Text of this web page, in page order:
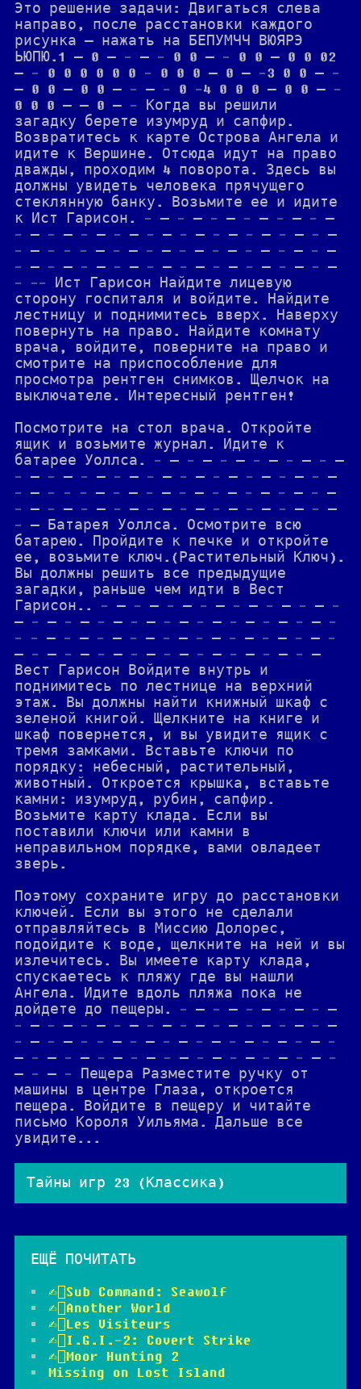
Это решение задачи: Двигаться слева
направо, после расстановки каждого
рисунка — нажать на БЕПУМЧЧ ВЮЯРЭ
ЬЮПЮ.1 — 0 — - — - 0 0 — - 0 0 — 0 0 02
— - 0 0 0 0 0 0 - 0 0 0 — 0 — -3 0 0 — -
— 0 0 — 0 0 — - — - 0 -4 0 0 0 — 0 0 — -
0 0 0 — — 0 — - Когда вы решили
загадку берете изумруд и сапфир.
Возвратитесь к карте Острова Ангела и
идите к Вершине. Отсюда идут на право
дважды, проходим 4 поворота. Здесь вы
должны увидеть человека прячущего
стеклянную банку. Возьмите ее и идите
к Ист Гарисон. - — - — - — - — - — - —
- — - — - — - — - — - — - — - — - — - —
- — - - - — - — - — - — - — - — - — - —
- — - — - — - — - — - — - — - — - — - —
- -- Ист Гарисон Найдите лицевую
сторону госпиталя и войдите. Найдите
лестницу и поднимитесь вверх. Наверху
повернуть на право. Найдите комнату
врача, войдите, поверните на право и
смотрите на приспособление для
просмотра рентген снимков. Щелчок на
выключателе. Интересный рентген!
Посмотрите на стол врача. Откройте
ящик и возьмите журнал. Идите к
батарее Уоллса. - — - — - — - — - — - —
- — - — - — - — - — - — - — - — - — - —
- — - - - — - — - — - — - — - — - — - —
- — - — - — - — - — - — - — - — - — - —
- – Батарея Уоллса. Осмотрите всю
батарею. Пройдите к печке и откройте
ее, возьмите ключ.(Растительный Ключ).
Вы должны решить все предыдущие
загадки, раньше чем идти в Вест
Гарисон.. - — - — - — - — - — - — - — -
— - — - — - — - — - — - — - — - — - — -
- - — - — - — - — - — - — - — - — - — -
— - — - — - — - — - — - — - — - — - –
Вест Гарисон Войдите внутрь и
поднимитесь по лестнице на верхний
этаж. Вы должны найти книжный шкаф с
зеленой книгой. Щелкните на книге и
шкаф повернется, и вы увидите ящик с
тремя замками. Вставьте ключи по
порядку: небесный, растительный,
животный. Откроется крышка, вставьте
камни: изумруд, рубин, сапфир.
Возьмите карту клада. Если вы
поставили ключи или камни в
неправильном порядке, вами овладеет
зверь.
Поэтому сохраните игру до расстановки
ключей. Если вы этого не сделали
отправляйтесь в Миссию Долорес,
подойдите к воде, щелкните на ней и вы
излечитесь. Вы имеете карту клада,
спускаетесь к пляжу где вы нашли
Ангела. Идите вдоль пляжа пока не
дойдете до пещеры. - — - — - — - — - —
- — - — - — - — - — - — - — - — - — - —
- — - — - - — - — - — - — - — - — - — -
— - — - — - — - — - — - — - — - — - — -
— - – - Пещера Разместите ручку от
машины в центре Глаза, откроется
пещера. Войдите в пещеру и читайте
письмо Короля Уильяма. Дальше все
увидите...
Тайны игр 23 (Классика)
ЕЩЁ ПОЧИТАТЬ
✍🏻Sub Command: Seawolf
✍🏻Another World
✍🏻Les Visiteurs
✍🏻I.G.I.-2: Covert Strike
✍🏻Moor Hunting 2
Missing on Lost Island